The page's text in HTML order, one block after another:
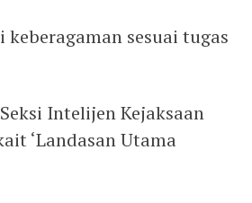
sesuai tugas
Intelijen Kejaksaan
‘Landasan Utama